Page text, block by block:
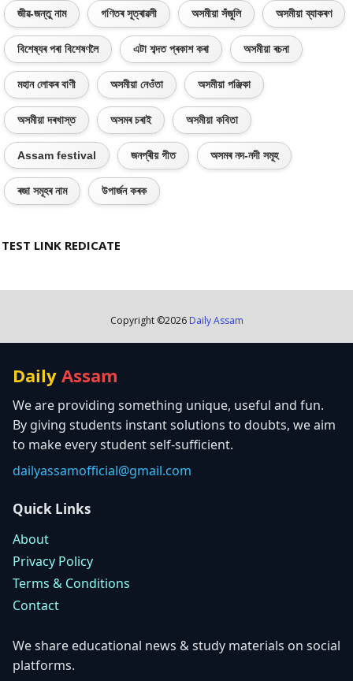
জীৱ-জন্তু নাম গণিতৰ সূত্ৰাৱলী অসমীয়া সঁজুলি অসমীয়া ব্যাকৰণ
বিশেষ্যৰ পৰা বিশেষণলৈ এটা শব্দত প্ৰকাশ কৰা অসমীয়া ৰচনা
মহান লোকৰ বাণী অসমীয়া নেওঁতা অসমীয়া পঞ্জিকা
অসমীয়া দৰখাস্ত অসমৰ চৰাই অসমীয়া কবিতা
Assam festival জনপ্ৰীয় গীত অসমৰ নদ-নদী সমূহ
ৰজা সমূহৰ নাম উপাৰ্জন কৰক
TEST LINK REDICATE
Copyright ©2026 Daily Assam
Daily Assam
We are providing something unique, useful and fun.
By giving students instant solutions to doubts, we aim
to make every student self-sufficient.
dailyassamofficial@gmail.com
Quick Links
About
Privacy Policy
Terms & Conditions
Contact
We share educational news & study materials on social
platforms.